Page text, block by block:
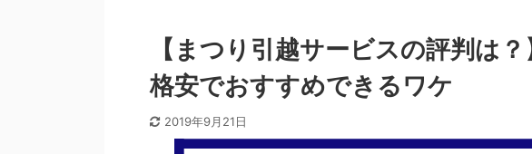
【まつり引越サービスの評判は
格安でおすすめできるワケ
2019年9月21日